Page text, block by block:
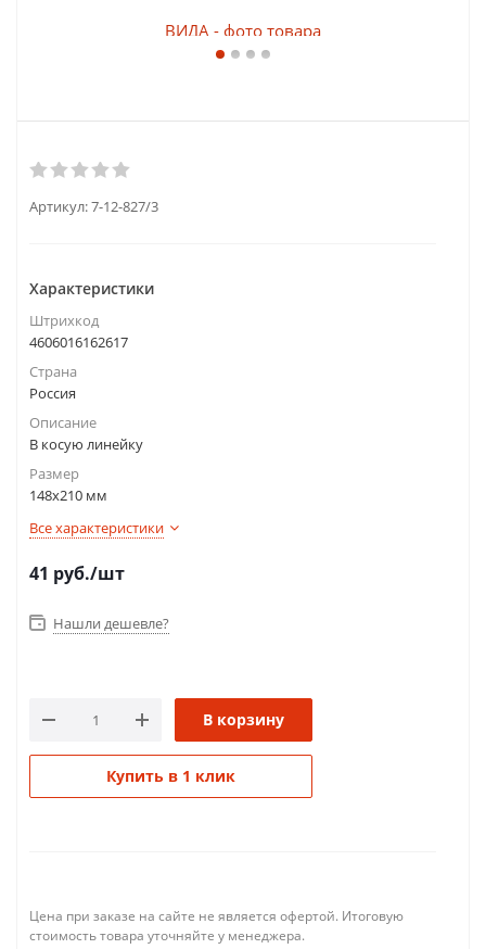
Артикул:7-12-827/3
Характеристики
Штрихкод
4606016162617
Страна
Россия
Описание
В косую линейку
Размер
148х210 мм
Все характеристики
41 руб./шт
Нашли дешевле?
В корзину
Купить в 1 клик
Цена при заказе на сайте не является офертой. Итоговую
стоимость товара уточняйте у менеджера.